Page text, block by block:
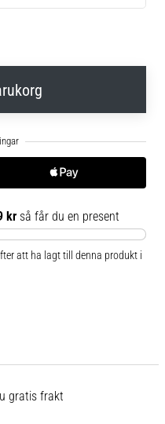
kr så får du en present
att ha lagt till denna produkt i
gratis frakt